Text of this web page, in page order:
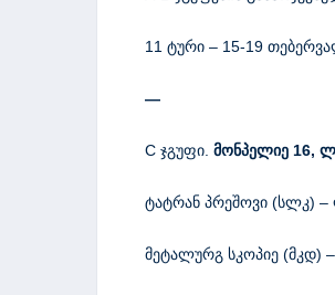
11 ტური – 15-19
—
C ჯგუფი. მონპელიე 16,
ტატრან პრეშოვი (სლკ) –
მეტალურგ სკოპიე (მკდ)